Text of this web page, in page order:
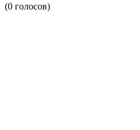
(0 голосов)